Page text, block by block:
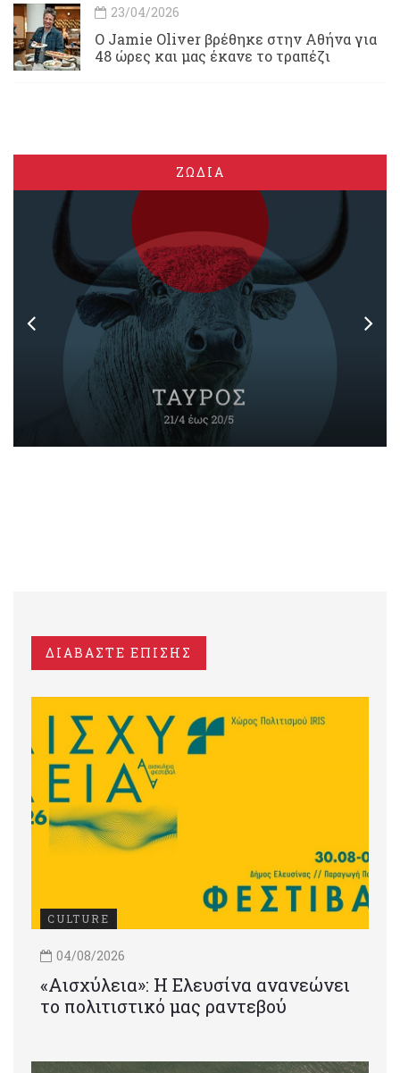
23/04/2026
Ο Jamie Oliver βρέθηκε στην Αθήνα για
48 ώρες και μας έκανε το τραπέζι
ΖΩΔΙΑ
ΔΙΑΒΑΣΤΕ ΕΠΙΣΗΣ
CULTURE
04/08/2026
«Αισχύλεια»: Η Ελευσίνα ανανεώνει
το πολιτιστικό μας ραντεβού